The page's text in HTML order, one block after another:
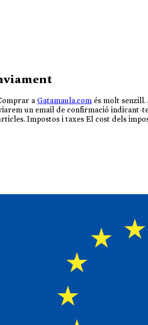
a Gatamaula.com és molt
un email de confirmació
Impostos i taxes El cost dels